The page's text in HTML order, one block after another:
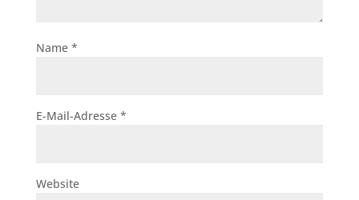
Name *
E-Mail-Adresse *
Website